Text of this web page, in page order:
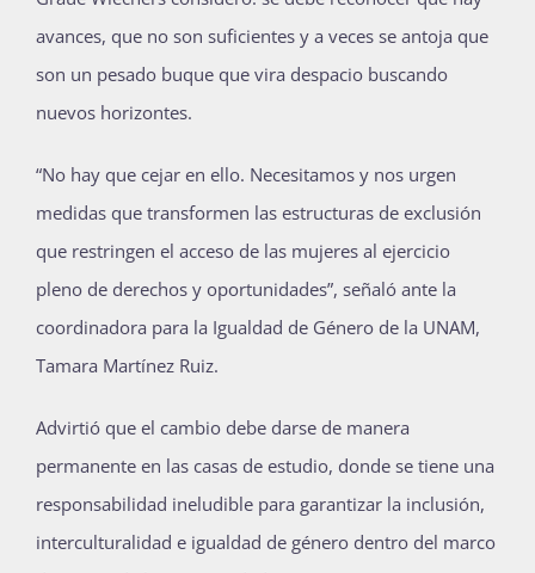
avances, que no son suficientes y a veces se antoja que
son un pesado buque que vira despacio buscando
nuevos horizontes.
“No hay que cejar en ello. Necesitamos y nos urgen
medidas que transformen las estructuras de exclusión
que restringen el acceso de las mujeres al ejercicio
pleno de derechos y oportunidades”, señaló ante la
coordinadora para la Igualdad de Género de la UNAM,
Tamara Martínez Ruiz.
Advirtió que el cambio debe darse de manera
permanente en las casas de estudio, donde se tiene una
responsabilidad ineludible para garantizar la inclusión,
interculturalidad e igualdad de género dentro del marco